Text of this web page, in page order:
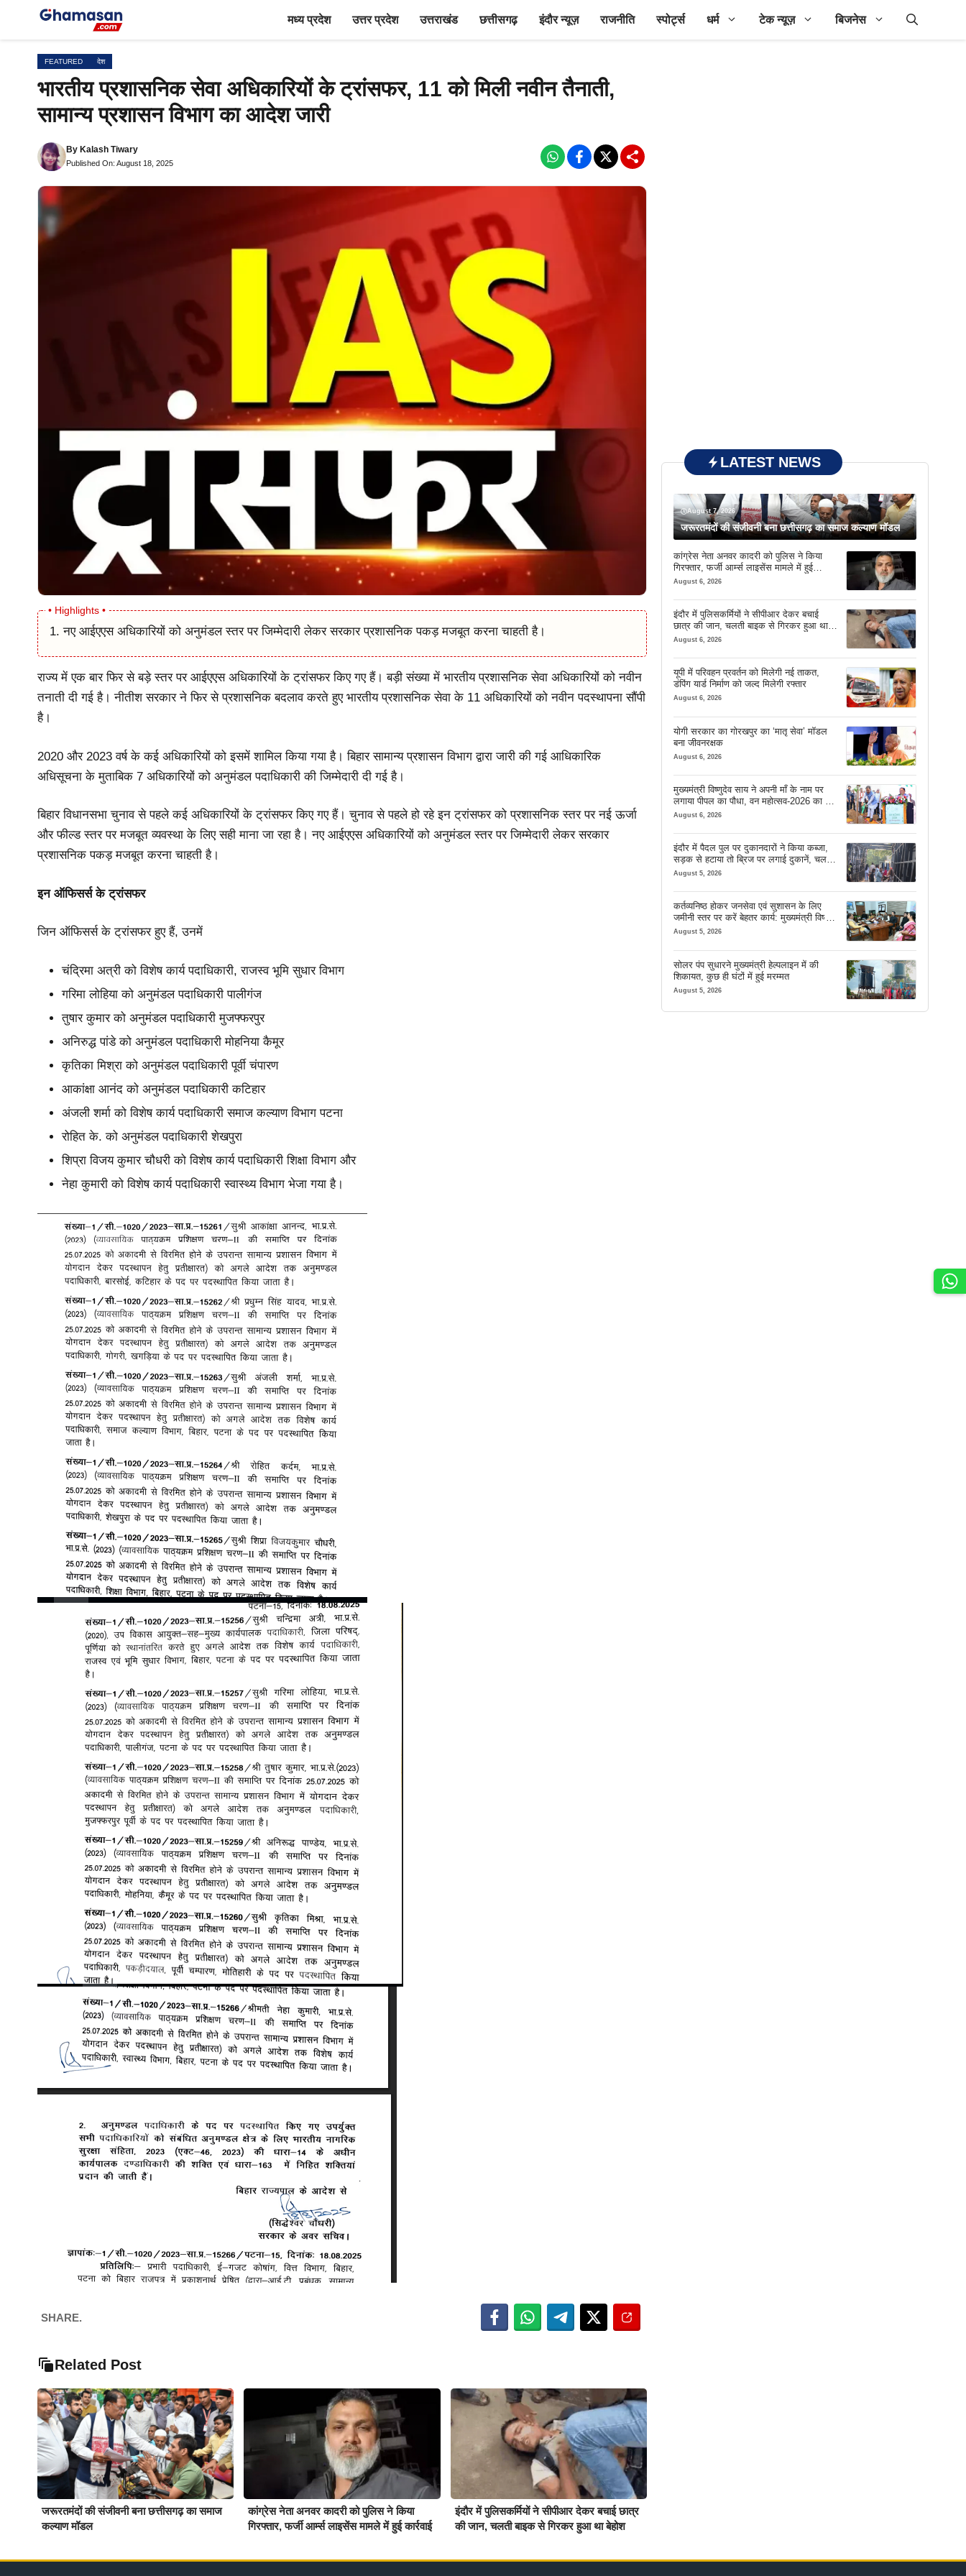
मध्य प्रदेश उत्तर प्रदेश उत्तराखंड छत्तीसगढ़ इंदौर न्यूज़ राजनीति स्पोर्ट्स धर्म टेक न्यूज़ बिजनेस
FEATURED देश
भारतीय प्रशासनिक सेवा अधिकारियों के ट्रांसफर, 11 को मिली नवीन तैनाती,
सामान्य प्रशासन विभाग का आदेश जारी
By Kalash Tiwary
Published On: August 18, 2025
नए आईएएस अधिकारियों को अनुमंडल स्तर पर जिम्मेदारी लेकर सरकार प्रशासनिक पकड़ मजबूत करना चाहती है।
राज्य में एक बार फिर से बड़े स्तर पर आईएएस अधिकारियों के ट्रांसफर किए गए हैं। बड़ी संख्या में भारतीय प्रशासनिक सेवा अधिकारियों को नवीन
तनाती दी गई है। नीतीश सरकार ने फिर से प्रशासनिक बदलाव करते हुए भारतीय प्रशासनिक सेवा के 11 अधिकारियों को नवीन पदस्थापना सौंपी
है।
2020 और 2023 वर्ष के कई अधिकारियों को इसमें शामिल किया गया है। बिहार सामान्य प्रशासन विभाग द्वारा जारी की गई आधिकारिक
अधिसूचना के मुताबिक 7 अधिकारियों को अनुमंडल पदाधिकारी की जिम्मेदारी दी गई है।
बिहार विधानसभा चुनाव से पहले कई अधिकारियों के ट्रांसफर किए गए हैं। चुनाव से पहले हो रहे इन ट्रांसफर को प्रशासनिक स्तर पर नई ऊर्जा
और फील्ड स्तर पर मजबूत व्यवस्था के लिए सही माना जा रहा है। नए आईएएस अधिकारियों को अनुमंडल स्तर पर जिम्मेदारी लेकर सरकार
प्रशासनिक पकड़ मजबूत करना चाहती है।
इन ऑफिसर्स के ट्रांसफर
जिन ऑफिसर्स के ट्रांसफर हुए हैं, उनमें
चंद्रिमा अत्री को विशेष कार्य पदाधिकारी, राजस्व भूमि सुधार विभाग
गरिमा लोहिया को अनुमंडल पदाधिकारी पालीगंज
तुषार कुमार को अनुमंडल पदाधिकारी मुजफ्फरपुर
अनिरुद्ध पांडे को अनुमंडल पदाधिकारी मोहनिया कैमूर
कृतिका मिश्रा को अनुमंडल पदाधिकारी पूर्वी चंपारण
आकांक्षा आनंद को अनुमंडल पदाधिकारी कटिहार
अंजली शर्मा को विशेष कार्य पदाधिकारी समाज कल्याण विभाग पटना
रोहित के. को अनुमंडल पदाधिकारी शेखपुरा
शिप्रा विजय कुमार चौधरी को विशेष कार्य पदाधिकारी शिक्षा विभाग और
नेहा कुमारी को विशेष कार्य पदाधिकारी स्वास्थ्य विभाग भेजा गया है।
SHARE.
Related Post
जरूरतमंदों की संजीवनी बना छत्तीसगढ़ का समाज
कल्याण मॉडल
कांग्रेस नेता अनवर कादरी को पुलिस ने किया
गिरफ्तार, फर्जी आर्म्स लाइसेंस मामले में हुई कार्रवाई
इंदौर में पुलिसकर्मियों ने सीपीआर देकर बचाई छात्र
की जान, चलती बाइक से गिरकर हुआ था बेहोश
LATEST NEWS
August 7, 2026
जरूरतमंदों की संजीवनी बना छत्तीसगढ़ का समाज कल्याण मॉडल
कांग्रेस नेता अनवर कादरी को पुलिस ने किया
गिरफ्तार, फर्जी आर्म्स लाइसेंस मामले में हुई
कार्रवाई
August 6, 2026
इंदौर में पुलिसकर्मियों ने सीपीआर देकर बचाई
छात्र की जान, चलती बाइक से गिरकर हुआ था
बेहोश
August 6, 2026
यूपी में परिवहन प्रवर्तन को मिलेगी नई ताकत,
डंपिंग यार्ड निर्माण को जल्द मिलेगी रफ्तार
August 6, 2026
योगी सरकार का गोरखपुर का ‘मातृ सेवा’ मॉडल
बना जीवनरक्षक
August 6, 2026
मुख्यमंत्री विष्णुदेव साय ने अपनी माँ के नाम पर
लगाया पीपल का पौधा, वन महोत्सव-2026 का हुआ
शुभारंभ
August 6, 2026
इंदौर में पैदल पुल पर दुकानदारों ने किया कब्जा,
सड़क से हटाया तो ब्रिज पर लगाई दुकानें, चलने
की जगह भी नहीं मिल रही
August 5, 2026
कर्तव्यनिष्ठ होकर जनसेवा एवं सुशासन के लिए
जमीनी स्तर पर करें बेहतर कार्य: मुख्यमंत्री विष्णु
देव साय
August 5, 2026
सोलर पंप सुधारने मुख्यमंत्री हेल्पलाइन में की
शिकायत, कुछ ही घंटों में हुई मरम्मत
August 5, 2026